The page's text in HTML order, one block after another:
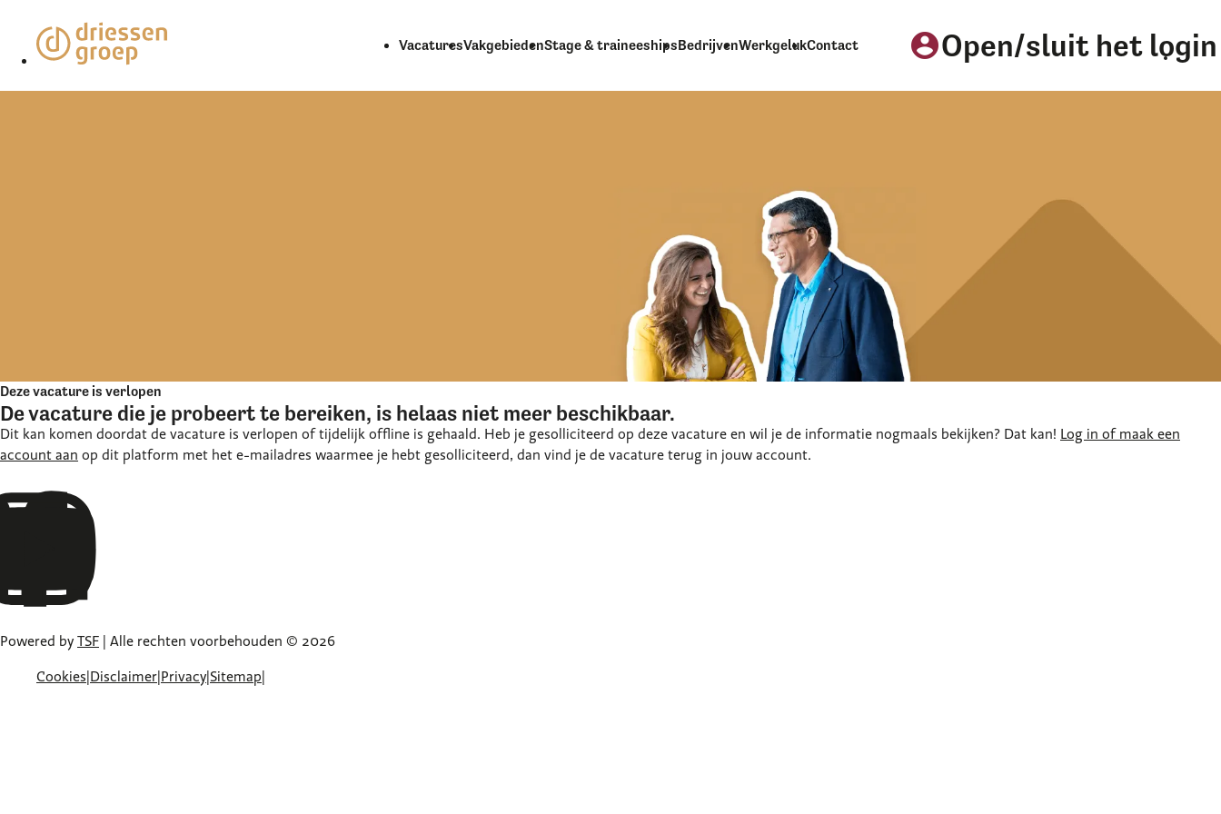
VacaturesVakgebiedenStage & traineeshipsBedrijvenWerkgelukContact account_circleOpen/sluit het
Deze vacature is verlopen
De vacature die je probeert te bereiken, is helaas niet meer beschikbaar.
Dit kan komen doordat de vacature is verlopen of tijdelijk offline is gehaald. Heb je gesolliciteerd op deze vacature en wil je de informatie nogmaals bekijken? Dat kan! Log in of maak een
account aan op dit platform met het e-mailadres waarmee je hebt gesolliciteerd, dan vind je de vacature terug in jouw account.
Powered by TSF | Alle rechten voorbehouden © 2026
Cookies Disclaimer Privacy Sitemap